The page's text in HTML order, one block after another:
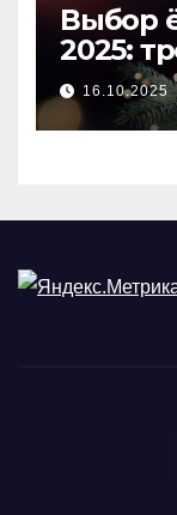
Выбор
2025:
16.10.2025